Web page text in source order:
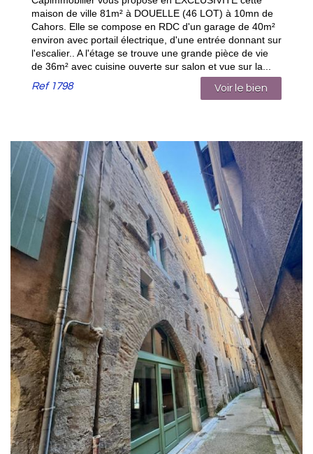
maison de ville 81m² à DOUELLE (46 LOT) à 10mn de
Cahors. Elle se compose en RDC d'un garage de 40m²
environ avec portail électrique, d'une entrée donnant sur
l'escalier.. A l'étage se trouve une grande pièce de vie
de 36m² avec cuisine ouverte sur salon et vue sur la...
Ref1798 Voir le bien